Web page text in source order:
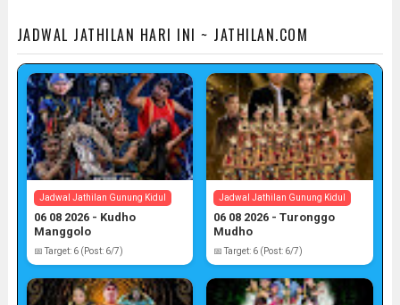
JADWAL JATHILAN HARI INI ~ JATHILAN.COM
Jadwal Jathilan Gunung Kidul
06 08 2026 - Kudho
Manggolo
📅 Target: 6 (Post: 6/7)
Jadwal Jathilan Gunung Kidul
06 08 2026 - Turonggo
Mudho
📅 Target: 6 (Post: 6/7)